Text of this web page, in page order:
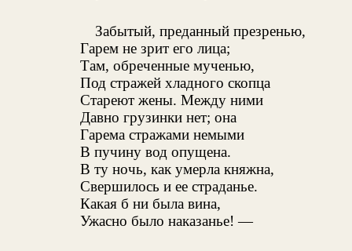
Забытый, преданный презренью,
Гарем не зрит его лица;
Там, обреченные мученью,
Под стражей хладного скопца
Стареют жены. Между ними
Давно грузинки нет; она
Гарема стражами немыми
В пучину вод опущена.
В ту ночь, как умерла княжна,
Свершилось и ее страданье.
Какая б ни была вина,
Ужасно было наказанье! —